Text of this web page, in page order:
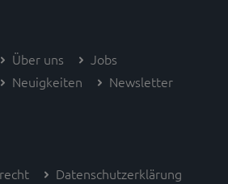
Über uns
Jobs
Neuigkeiten
Newsletter
Datenschutzerklärung